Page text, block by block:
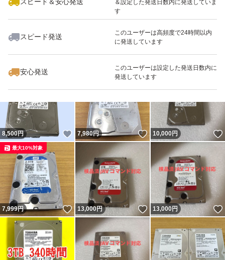
（13）すべて商品やや傷や汚れありで設定します、中古
発送について 【入金を確認したら 2日以内 発送となりま
すが、週末 祝日 年末 発送遅くなるの場合はあります ご了
承ください】
スピード＆安心発送
＆設定した発送日数内に発送していま
す
スピード発送
このユーザーは高頻度で24時間以内
に発送しています
安心発送
このユーザーは設定した発送日数内に
発送しています
8,500円 いいね！
最大10%対象
7,980円 いいね！
最大10%対象
10,000円
7,999円 いいね！
最大10%対象
13,000円 いいね！
13,000円